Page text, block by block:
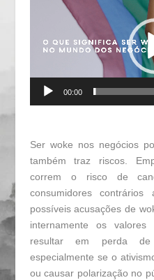
00:00
Ser woke nos negócios
também traz riscos.
correm o risco de
consumidores
possíveis acusações de
internamente os
resultar em perda de
especialmente se o
ou causar polarização no